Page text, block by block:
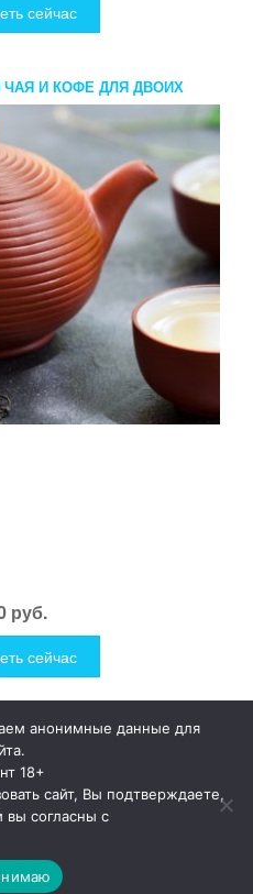
сейчас
И КОФЕ ДЛЯ ДВОИХ
руб.
сейчас
прикольные подарки для
уникальные и необычные
разработки, а так же
анонимные данные для
18+
сайт, Вы подтверждаете,
вы согласны с